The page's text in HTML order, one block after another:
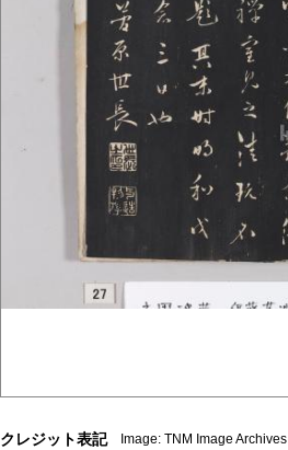
クレジット表記 Image: TNM Image Archives